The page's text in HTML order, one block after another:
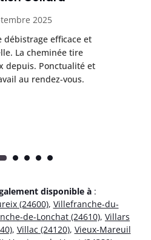
2025
débistrage efficace et
La cheminée tire
depuis. Ponctualité et
au rendez-vous.
disponible à :
(24600), Villefranche-du-
de-Lonchat (24610), Villars
, Villac (24120), Vieux-Mareuil